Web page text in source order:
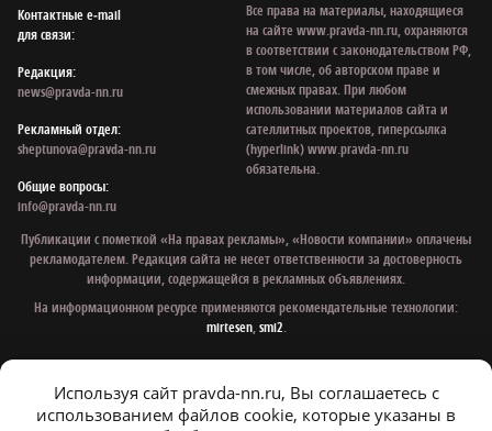
Контактные e‑mail
для связи:
Редакция:
news@pravda-nn.ru
Рекламный отдел:
sheptunova@pravda-nn.ru
Общие вопросы:
info@pravda-nn.ru
Все права на материалы, находящиеся
на сайте www.pravda-nn.ru, охраняются
в соответствии с законодательством РФ,
в том числе, об авторском праве и
смежных правах. При любом
использовании материалов сайта и
сателлитных проектов, гиперссылка
(hyperlink) www.pravda-nn.ru
обязательна.
Публикации с пометкой «На правах рекламы», «Новости компании» оплачены
рекламодателем. Редакция сайта не несет ответственности за достоверность
информации, содержащейся в рекламных объявлениях.
На информационном ресурсе применяются рекомендательные технологии:
mirtesen,smi2.
© 1997 - 2026 Газета «Нижегородская правда»
Используя сайт pravda-nn.ru, Вы соглашаетесь с
использованием файлов cookie, которые указаны в